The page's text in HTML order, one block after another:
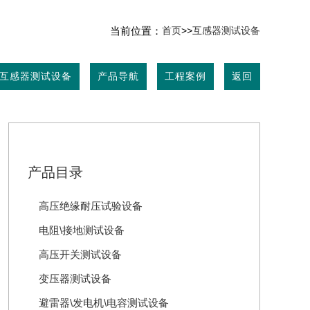
当前位置： 首页>>互感器测试设备
互感器测试设备 产品导航 工程案例 返回
产品目录
高压绝缘耐压试验设备
电阻\接地测试设备
高压开关测试设备
变压器测试设备
避雷器\发电机\电容测试设备